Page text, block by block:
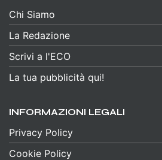
Chi Siamo
La Redazione
Scrivi a l'ECO
La tua pubblicità qui!
INFORMAZIONI LEGALI
Privacy Policy
Cookie Policy